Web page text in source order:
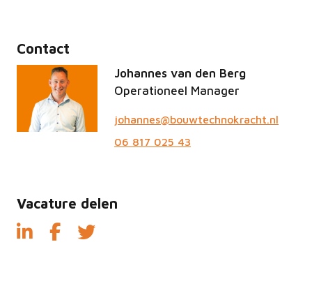
Contact
Johannes van den Berg
Operationeel Manager
johannes@bouwtechnokracht.nl
06 817 025 43
Vacature delen